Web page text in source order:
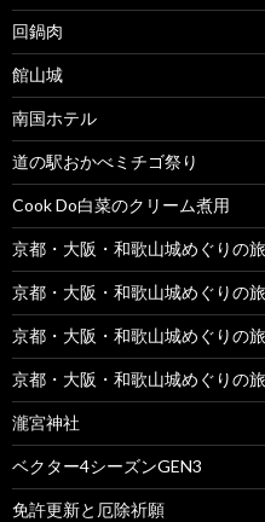
回鍋肉
館山城
南国ホテル
道の駅おかべミチゴ祭り
Cook Do白菜のクリーム煮用
京都・大阪・和歌山城めぐりの
京都・大阪・和歌山城めぐりの
京都・大阪・和歌山城めぐりの
京都・大阪・和歌山城めぐりの
瀧宮神社
ベクター4シーズンGEN3
免許更新と厄除祈願